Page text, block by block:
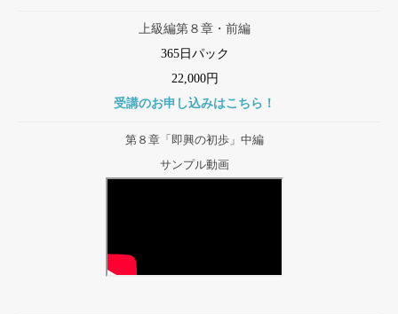
上級編第８章・前編
365日パック
22,000円
受講のお申し込みはこちら！
第８章「即興の初歩」中編
サンプル動画